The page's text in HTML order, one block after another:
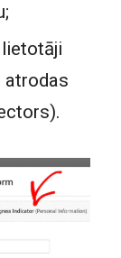
atrodas